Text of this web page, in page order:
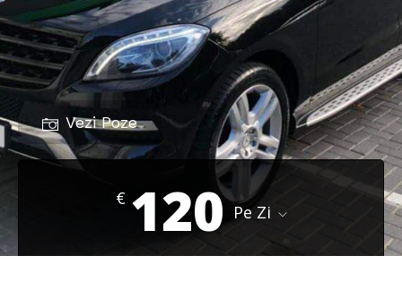
Vezi Poze
€ 120 Pe Zi